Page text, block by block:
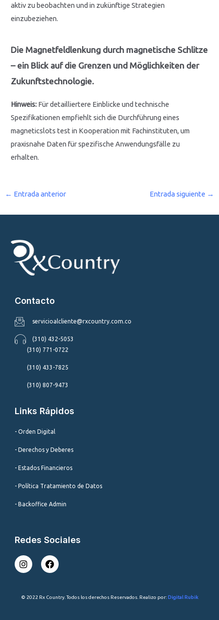
aktiv zu beobachten und in zukünftige Strategien
einzubeziehen.
Die Magnetfeldlenkung durch magnetische Schlitze
– ein Blick auf die Grenzen und Möglichkeiten der
Zukunftstechnologie.
Hinweis: Für detailliertere Einblicke und technische
Spezifikationen empfiehlt sich die Durchführung eines
magneticslots test in Kooperation mit Fachinstituten, um
praxisnahe Daten für spezifische Anwendungsfälle zu
erhalten.
← Entrada anterior Entrada siguiente →
Contacto
servicioalcliente@rxcountry.com.co
(310) 432-5053
(310) 771-0722
(310) 433-7825
(310) 807-9473
Links Rápidos
- Orden Digital
- Derechos y Deberes
- Estados Financieros
- Política Tratamiento de Datos
- Backoffice Admin
Redes Sociales
I
n
a
F
a
b
© 2022 Rx Country. Todos los derechos Reservados. Realizo por: Digital Rubik